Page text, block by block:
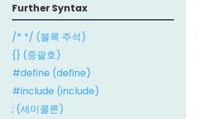
Further Syntax
/* */ (블록 주석)
{} (중괄호)
#define (define)
#include (include)
; (세미콜론)